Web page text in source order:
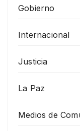
Gobierno
Internacional
Justicia
La Paz
Medios de